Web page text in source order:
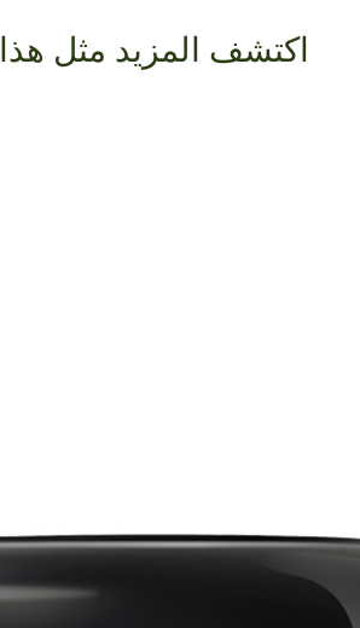
اكتشف المزيد مثل هذا